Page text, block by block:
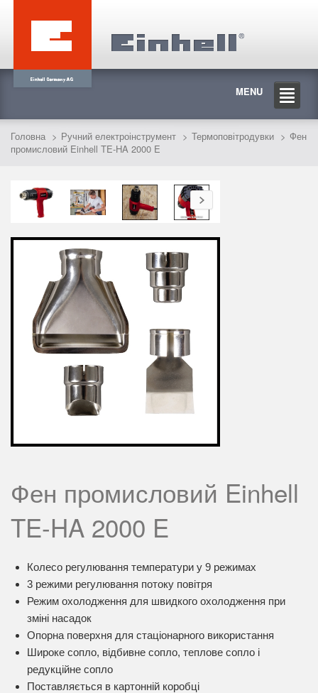
MENU
Головна Ручний електроінструмент Термоповітродувки
Фен
промисловий Einhell TE-HA 2000 E
Фен промисловий Einhell
TE-HA 2000 E
Колесо регулювання температури у 9 режимах
3 режими регулювання потоку повітря
Режим охолодження для швидкого охолодження при
зміні насадок
Опорна поверхня для стаціонарного використання
Широке сопло, відбивне сопло, теплове сопло і
редукційне сопло
Поставляється в картонній коробці